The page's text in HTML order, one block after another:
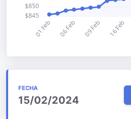
FECHA
15/02/2024